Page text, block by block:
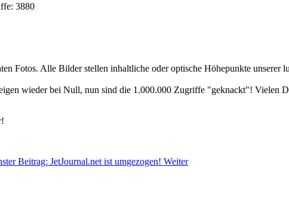
3880
Fotos. Alle Bilder stellen inhaltliche oder optische Höhepunkte unserer
wieder bei Null, nun sind die 1.000.000 Zugriffe "geknackt"! Vielen
Beitrag: JetJournal.net ist umgezogen! Weiter